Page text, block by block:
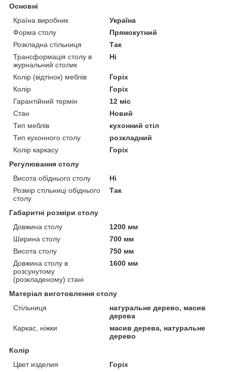
Основні
Країна виробник
Україна
Форма столу
Прямокутний
Розкладна стільниця
Так
Трансформація столу в
журнальний столик
Ні
Колір (відтінок) меблів
Горіх
Колір
Горіх
Гарантійний термін
12 міс
Стан
Новий
Тип меблів
кухонний стіл
Тип кухонного столу
розкладний
Колір каркасу
Горіх
Регулювання столу
Висота обіднього столу
Ні
Розмір стільниці обіднього
столу
Так
Габаритні розміри столу
Довжина столу
1200 мм
Ширина столу
700 мм
Висота столу
750 мм
Довжина столу в
розсунутому
(розкладеному) стані
1600 мм
Матеріал виготовлення столу
Стільниця
натуральне дерево, масив
дерева
Каркас, ніжки
масив дерева, натуральне
дерево
Колір
Цвет изделия
Горіх